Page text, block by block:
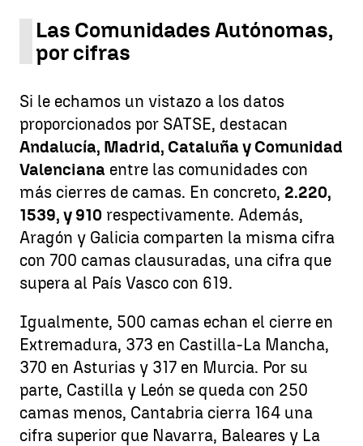
Las Comunidades Autónomas,
por cifras
Si le echamos un vistazo a los datos
proporcionados por SATSE, destacan
Andalucía, Madrid, Cataluña y Comunidad
Valenciana entre las comunidades con
más cierres de camas. En concreto, 2.220,
1539, y 910 respectivamente. Además,
Aragón y Galicia comparten la misma cifra
con 700 camas clausuradas, una cifra que
supera al País Vasco con 619.
Igualmente, 500 camas echan el cierre en
Extremadura, 373 en Castilla-La Mancha,
370 en Asturias y 317 en Murcia. Por su
parte, Castilla y León se queda con 250
camas menos, Cantabria cierra 164 una
cifra superior que Navarra, Baleares y La